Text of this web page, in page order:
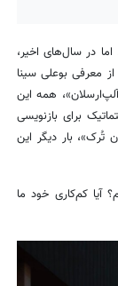
در سال‌های اخیر،
معرفی بوعلی سینا
همه این
برای بازنویسی
بار دیگر این
کم‌کاری خود ما